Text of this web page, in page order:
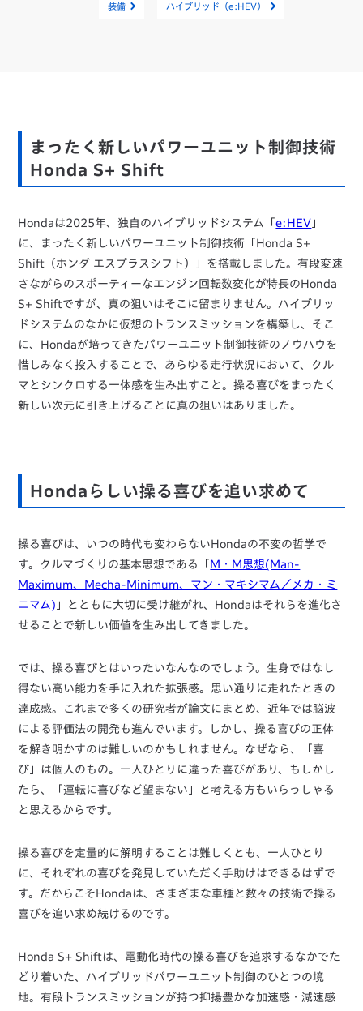
装備 ハイブリッド（e:HEV）
まったく新しいパワーユニット制御技術
Honda S+ Shift
Hondaは2025年、独自のハイブリッドシステム「e:HEV 」
に、まったく新しいパワーユニット制御技術「Honda S+
Shift（ホンダ エスプラスシフト）」を搭載しました。有段変速
さながらのスポーティーなエンジン回転数変化が特長のHonda
S+ Shiftですが、真の狙いはそこに留まりません。ハイブリッ
ドシステムのなかに仮想のトランスミッションを構築し、そこ
に、Hondaが培ってきたパワーユニット制御技術のノウハウを
惜しみなく投入することで、あらゆる走行状況において、クル
マとシンクロする一体感を生み出すこと。操る喜びをまったく
新しい次元に引き上げることに真の狙いはありました。
Hondaらしい操る喜びを追い求めて
操る喜びは、いつの時代も変わらないHondaの不変の哲学で
す。クルマづくりの基本思想である「 M・M思想(Man-
Maximum、Mecha-Minimum、マン・マキシマム／メカ・ミ
ニマム) 」とともに大切に受け継がれ、Hondaはそれらを進化さ
せることで新しい価値を生み出してきました。
では、操る喜びとはいったいなんなのでしょう。生身ではなし
得ない高い能力を手に入れた拡張感。思い通りに走れたときの
達成感。これまで多くの研究者が論文にまとめ、近年では脳波
による評価法の開発も進んでいます。しかし、操る喜びの正体
を解き明かすのは難しいのかもしれません。なぜなら、「喜
び」は個人のもの。一人ひとりに違った喜びがあり、もしかし
たら、「運転に喜びなど望まない」と考える方もいらっしゃる
と思えるからです。
操る喜びを定量的に解明することは難しくとも、一人ひとり
に、それぞれの喜びを発見していただく手助けはできるはずで
す。だからこそHondaは、さまざまな車種と数々の技術で操る
喜びを追い求め続けるのです。
Honda S+ Shiftは、電動化時代の操る喜びを追求するなかでた
どり着いた、ハイブリッドパワーユニット制御のひとつの境
地。有段トランスミッションが持つ抑揚豊かな加速感・減速感